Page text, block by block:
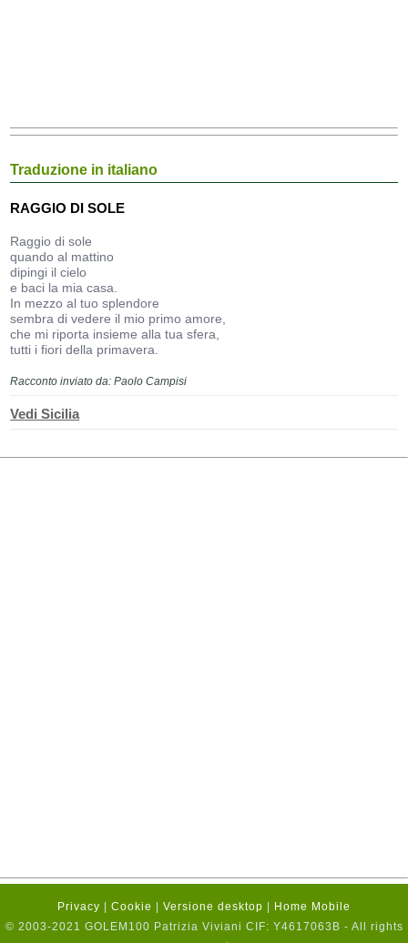
Traduzione in italiano
RAGGIO DI SOLE
Raggio di sole
quando al mattino
dipingi il cielo
e baci la mia casa.
In mezzo al tuo splendore
sembra di vedere il mio primo amore,
che mi riporta insieme alla tua sfera,
tutti i fiori della primavera.
Racconto inviato da: Paolo Campisi
Vedi Sicilia
Privacy Cookie Versione desktop
Home Mobile
© 2003-2021 GOLEM100 Patrizia Viviani CIF: Y4617063B - All rights